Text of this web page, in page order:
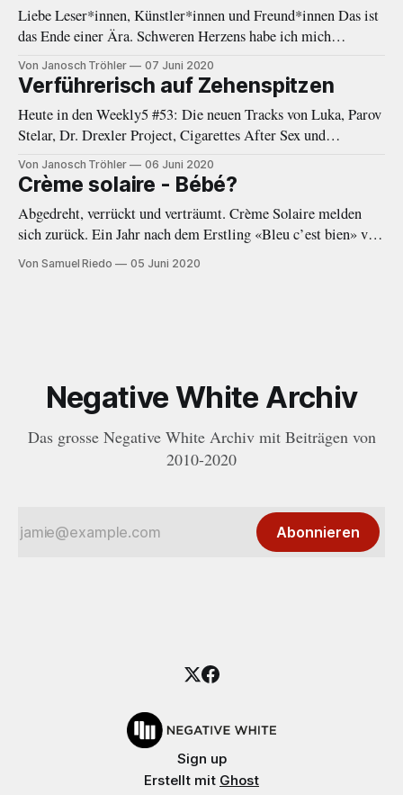
Liebe Leser*innen, Künstler*innen und Freund*innen Das ist
das Ende einer Ära. Schweren Herzens habe ich mich
entschieden, eine Auszeit von Negative White zu nehmen. In
den letzten Monaten fehlte mir immer öfter die Zeit und
Energie, welche diese Plattform gebraucht und verdient hätte.
Als das Online-Magazin
Von Janosch Tröhler 07 Juni 2020
Verführerisch auf Zehenspitzen
Heute in den Weekly5 #53: Die neuen Tracks von Luka, Parov
Stelar, Dr. Drexler Project, Cigarettes After Sex und
Woodkid.
Von Janosch Tröhler 06 Juni 2020
Crème solaire - Bébé?
Abgedreht, verrückt und verträumt. Crème Solaire melden
sich zurück. Ein Jahr nach dem Erstling «Bleu c’est bien» von
2019 folgt nun mit der EP «Bébé?» ein wort- und
Von Samuel Riedo 05 Juni 2020
Negative White Archiv
Das grosse Negative White Archiv mit Beiträgen von
2010-2020
Abonnieren
Sign up
Erstellt mit Ghost